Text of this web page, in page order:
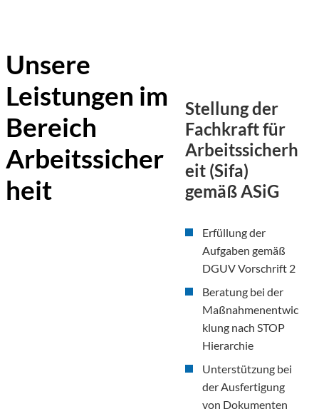
Unsere
Leistungen im
Bereich
Arbeitssicher
heit
Stellung der
Fachkraft für
Arbeitssicherh
eit (Sifa)
gemäß ASiG
Erfüllung der
Aufgaben gemäß
DGUV Vorschrift 2
Beratung bei der
Maßnahmenentwic
klung nach STOP
Hierarchie
Unterstützung bei
der Ausfertigung
von Dokumenten